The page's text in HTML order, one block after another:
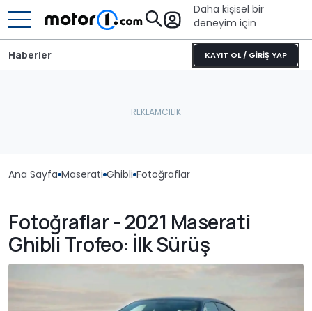
Daha kişisel bir
deneyim için
KAYIT OL / GİRİŞ YAP
Haberler
Ana Sayfa Maserati Ghibli Fotoğraflar
Fotoğraflar - 2021 Maserati
Ghibli Trofeo: İlk Sürüş